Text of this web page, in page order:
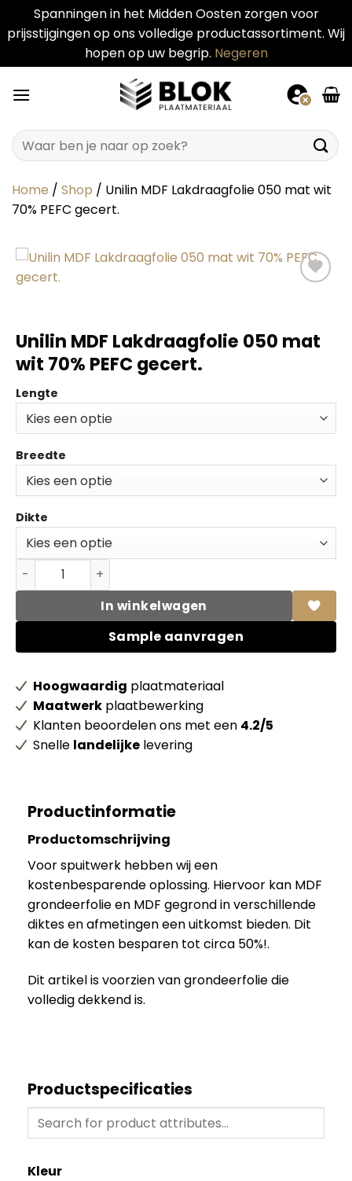
Spanningen in het Midden Oosten zorgen voor
prijsstijgingen op ons volledige productassortiment. Wij
hopen op uw begrip. Negeren
naar
Zoeken
naar:
Home / Shop / Unilin MDF Lakdraagfolie 050 mat wit
70% PEFC gecert.
Unilin MDF Lakdraagfolie 050 mat
wit 70% PEFC gecert.
Lengte
Breedte
Dikte
Unilin MDF Lakdraagfolie 050 mat wit 70% PEFC gecert.
In winkelwagen
Sample aanvragen
Hoogwaardig plaatmateriaal
Maatwerk plaatbewerking
Klanten beoordelen ons met een 4.2/5
Snelle landelijke levering
Productinformatie
Productomschrijving
Voor spuitwerk hebben wij een
kostenbesparende oplossing. Hiervoor kan MDF
grondeerfolie en MDF gegrond in verschillende
diktes en afmetingen een uitkomst bieden. Dit
kan de kosten besparen tot circa 50%!.
Dit artikel is voorzien van grondeerfolie die
volledig dekkend is.
Productspecificaties
Kleur